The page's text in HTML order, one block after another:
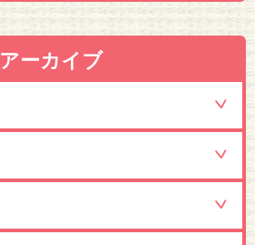
アーカイブ